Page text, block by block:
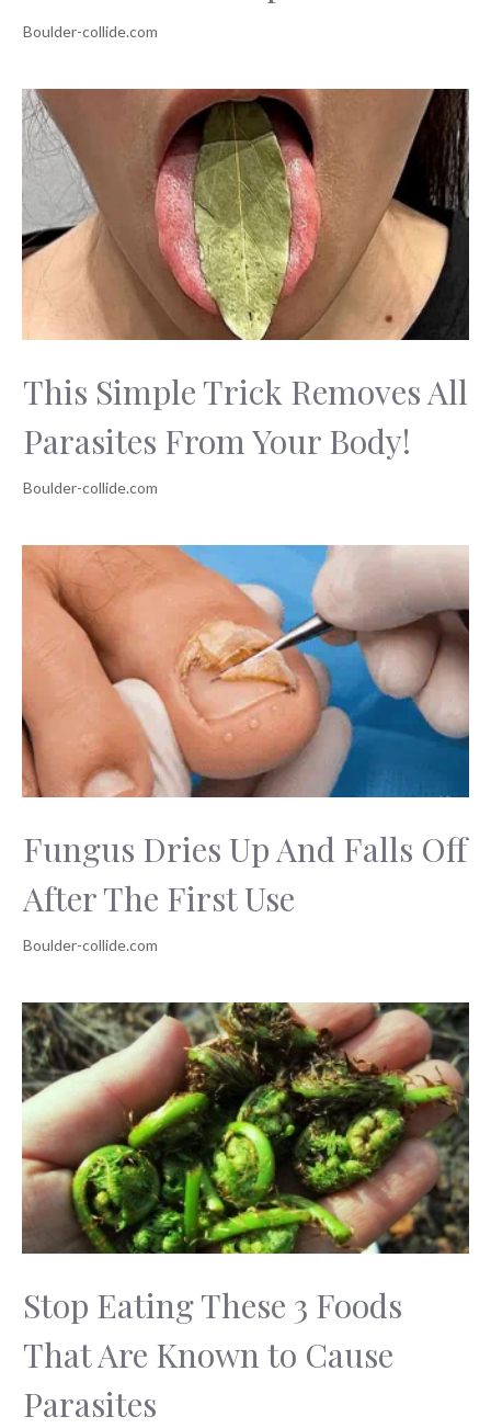
This Simple Trick Removes All
Parasites From Your Body!
Fungus Dries Up And Falls Off
After The First Use
Stop Eating These 3 Foods
That Are Known to Cause
Parasites